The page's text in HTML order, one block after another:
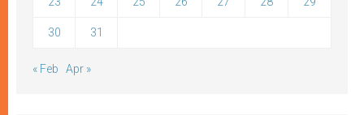
30 31
« Feb Apr »